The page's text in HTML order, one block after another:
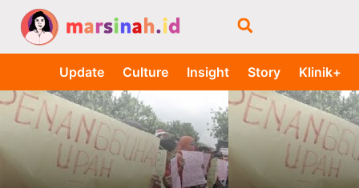
Update Culture Insight Story Klinik+